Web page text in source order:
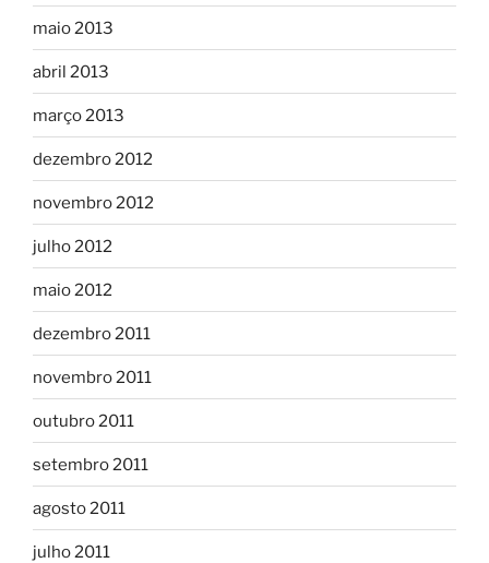
maio 2013
abril 2013
março 2013
dezembro 2012
novembro 2012
julho 2012
maio 2012
dezembro 2011
novembro 2011
outubro 2011
setembro 2011
agosto 2011
julho 2011